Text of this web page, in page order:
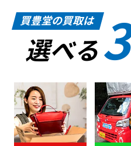
買豊堂の買取は
選べる3